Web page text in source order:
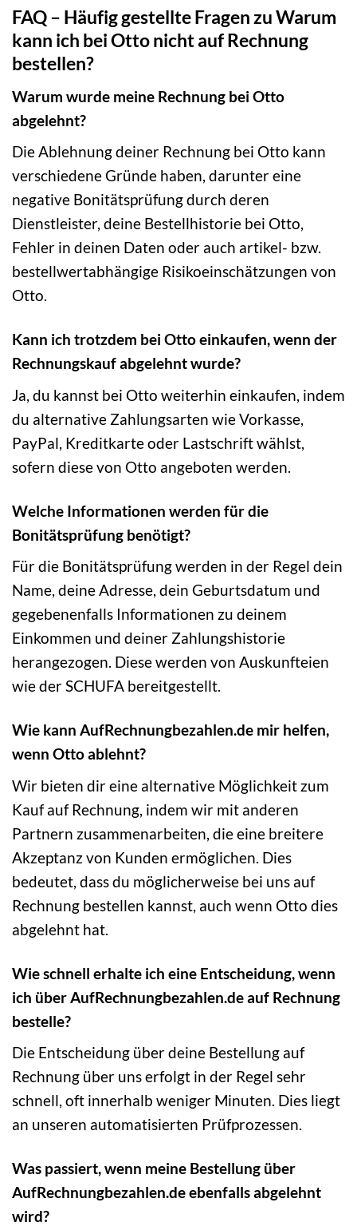
FAQ – Häufig gestellte Fragen zu Warum
kann ich bei Otto nicht auf Rechnung
bestellen?
Warum wurde meine Rechnung bei Otto
abgelehnt?
Die Ablehnung deiner Rechnung bei Otto kann
verschiedene Gründe haben, darunter eine
negative Bonitätsprüfung durch deren
Dienstleister, deine Bestellhistorie bei Otto,
Fehler in deinen Daten oder auch artikel- bzw.
bestellwertabhängige Risikoeinschätzungen von
Otto.
Kann ich trotzdem bei Otto einkaufen, wenn der
Rechnungskauf abgelehnt wurde?
Ja, du kannst bei Otto weiterhin einkaufen, indem
du alternative Zahlungsarten wie Vorkasse,
PayPal, Kreditkarte oder Lastschrift wählst,
sofern diese von Otto angeboten werden.
Welche Informationen werden für die
Bonitätsprüfung benötigt?
Für die Bonitätsprüfung werden in der Regel dein
Name, deine Adresse, dein Geburtsdatum und
gegebenenfalls Informationen zu deinem
Einkommen und deiner Zahlungshistorie
herangezogen. Diese werden von Auskunfteien
wie der SCHUFA bereitgestellt.
Wie kann AufRechnungbezahlen.de mir helfen,
wenn Otto ablehnt?
Wir bieten dir eine alternative Möglichkeit zum
Kauf auf Rechnung, indem wir mit anderen
Partnern zusammenarbeiten, die eine breitere
Akzeptanz von Kunden ermöglichen. Dies
bedeutet, dass du möglicherweise bei uns auf
Rechnung bestellen kannst, auch wenn Otto dies
abgelehnt hat.
Wie schnell erhalte ich eine Entscheidung, wenn
ich über AufRechnungbezahlen.de auf Rechnung
bestelle?
Die Entscheidung über deine Bestellung auf
Rechnung über uns erfolgt in der Regel sehr
schnell, oft innerhalb weniger Minuten. Dies liegt
an unseren automatisierten Prüfprozessen.
Was passiert, wenn meine Bestellung über
AufRechnungbezahlen.de ebenfalls abgelehnt
wird?